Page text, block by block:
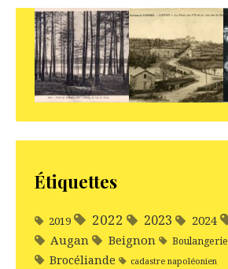
Étiquettes
2019 2022 2023 2024
Augan Beignon Boulangerie
Brocéliande cadastre napoléonien